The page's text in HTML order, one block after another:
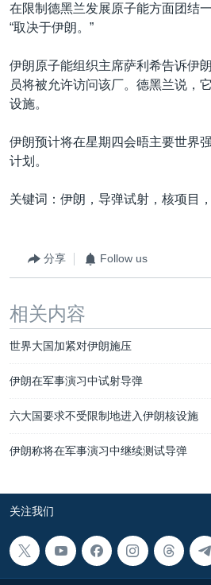
在限制德黑兰发展原子能方面团结
“取决于伊朗。”
伊朗原子能组织主席萨利希告诉伊
员将被允许访问该厂。德黑兰说，
设施。
伊朗预计将在星期四会晤主要世界
计划。
关键词：伊朗，导弹试射，核项目
分享 Follow us
相关内容
世界大国加紧对伊朗施压
伊朗在军事演习中试射导弹
六大国要求不受限制地进入伊朗核设施
伊朗称将在军事演习中继续测试导弹
关注我们